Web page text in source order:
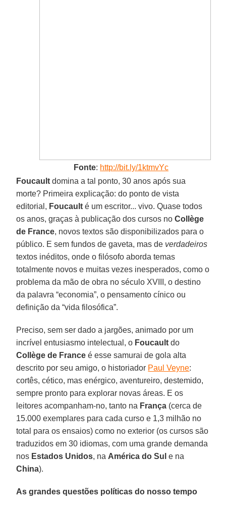
Fonte: http://bit.ly/1ktmvYc
Foucault domina a tal ponto, 30 anos após sua
morte? Primeira explicação: do ponto de vista
editorial, Foucault é um escritor... vivo. Quase todos
os anos, graças à publicação dos cursos noCollège
de France, novos textos são disponibilizados para o
público. E sem fundos de gaveta, mas de verdadeiros
textos inéditos, onde o filósofo aborda temas
totalmente novos e muitas vezes inesperados, como o
problema da mão de obra no século XVIII, o destino
da palavra “economia”, o pensamento cínico ou
definição da “vida filosófica”.
Preciso, sem ser dado a jargões, animado por um
incrível entusiasmo intelectual, o Foucault do
Collège de France é esse samurai de gola alta
descrito por seu amigo, o historiador Paul Veyne:
cortês, cético, mas enérgico, aventureiro, destemido,
sempre pronto para explorar novas áreas. E os
leitores acompanham-no, tanto na França (cerca de
15.000 exemplares para cada curso e 1,3 milhão no
total para os ensaios) como no exterior (os cursos são
traduzidos em 30 idiomas, com uma grande demanda
nos Estados Unidos, na América do Sul e na
China).
As grandes questões políticas do nosso tempo